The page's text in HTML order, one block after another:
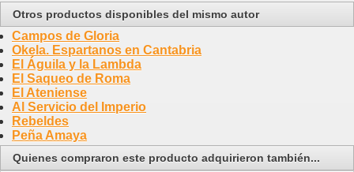
Otros productos disponibles del mismo autor
Campos de Gloria
Okela. Espartanos en Cantabria
El Águila y la Lambda
El Saqueo de Roma
El Ateniense
Al Servicio del Imperio
Rebeldes
Peña Amaya
Quienes compraron este producto adquirieron también...